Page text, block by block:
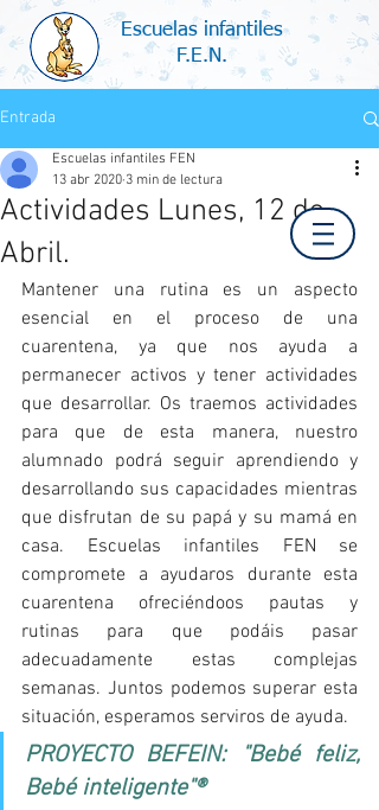
Escuelas infantiles
F.E.N.
Entrada
Actividades Lunes, 12 de
Abril.
Escuelas infantiles FEN
13 abr 2020 3 min de lectura
Mantener una rutina es un aspecto
esencial en el proceso de una
cuarentena, ya que nos ayuda a
permanecer activos y tener actividades
que desarrollar. Os traemos actividades
para que de esta manera, nuestro
alumnado podrá seguir aprendiendo y
desarrollando sus capacidades mientras
que disfrutan de su papá y su mamá en
casa. Escuelas infantiles FEN se
compromete a ayudaros durante esta
cuarentena ofreciéndoos pautas y
rutinas para que podáis pasar
adecuadamente estas complejas
semanas. Juntos podemos superar esta
situación, esperamos serviros de ayuda.
PROYECTO BEFEIN: "Bebé feliz,
Bebé inteligente"®